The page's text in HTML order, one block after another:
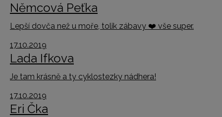
Němcová Peťka
Lepší dovča než u moře, tolik zábavy ❤️ vše super.
17.10.2019
Lada Ifkova
Je tam krásně a ty cyklostezky nádhera!
17.10.2019
Eri Čka